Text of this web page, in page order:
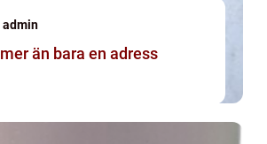
admin
Gatuskylt mer än bara en adress